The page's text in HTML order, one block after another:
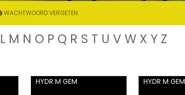
WACHTWOORD VERGETEN
L M N O P Q R S T U V W X Y Z
HYDR M GEM HYDR M GEM